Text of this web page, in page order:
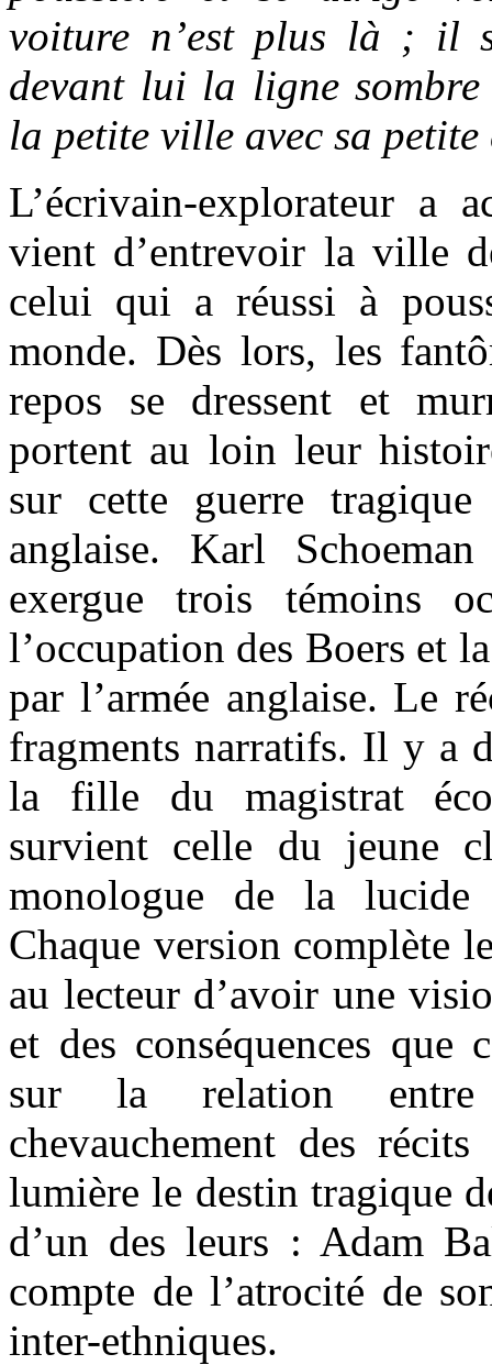
voiture n’est plus là ; il
devant lui la ligne
la petite ville avec sa
L’écrivain-explorateur a
vient d’entrevoir la ville
celui qui a réussi à
monde. Dès lors, les
repos se dressent et
portent au loin leur
sur cette guerre
anglaise. Karl
exergue trois témoins
l’occupation des Boers et
par l’armée anglaise. Le
fragments narratifs. Il y a
la fille du magistrat
survient celle du jeune
monologue de la lucide
Chaque version complète
au lecteur d’avoir une
et des conséquences que
sur la relation
chevauchement des
lumière le destin tragique
d’un des leurs : Adam
compte de l’atrocité de
inter-ethniques.